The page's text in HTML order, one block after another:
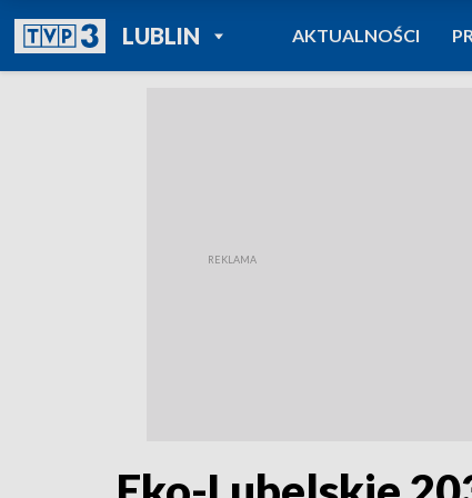
LUBLINPOWRÓT DO
TVP REGIONY
AKTUALNOŚCI